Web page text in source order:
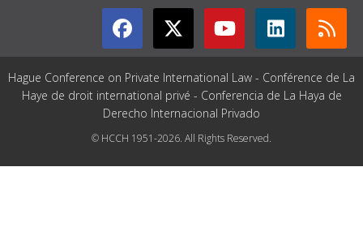
Hague Conference on Private International Law - Conférence de La
Haye de droit international privé - Conferencia de La Haya de
Derecho Internacional Privado
© HCCH 1951-2026. All Rights Reserved.